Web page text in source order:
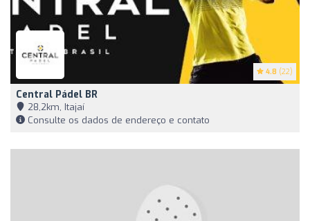
4.8 (22)
Central Pádel BR
28,2km, Itajaí
Consulte os dados de endereço e contato